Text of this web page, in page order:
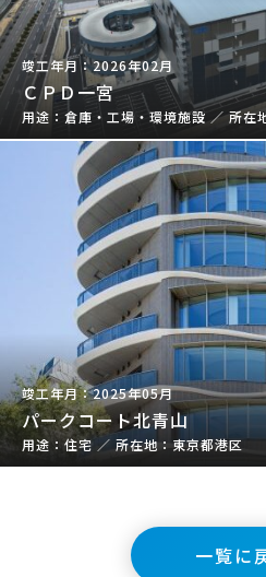
2026年02月
ＣＰＤ一宮
倉庫・工場・環境施設 ／
2025年05月
パークコート北青山
住宅 ／ 東京都港区
一覧に